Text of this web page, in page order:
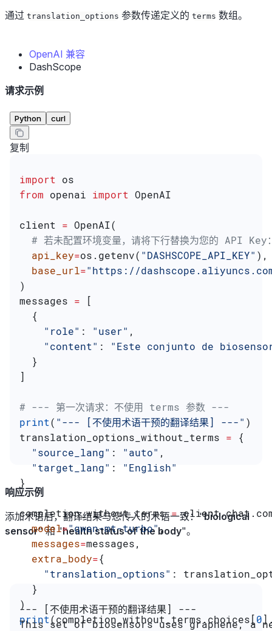
通过 translation_options 参数传递定义的 terms 数组。
OpenAI 兼容
DashScope
请求示例
Python curl
复制
import os
from openai import OpenAI
client = OpenAI(
# 若未配置环境变量，请将下行替换为您的 API
  api_key
=os.getenv( "DASHSCOPE_API_KEY" ),
  base_url
="https://
)
messages = [
  {
    "role"
: "user" ,
    "content"
: "Este conjunto de
  }
]
# --- 第一次请求：不使用 terms 参数 ---
print( "--- [不使用术语干预的翻译结果] ---" )
translation_options_without_terms = {
  "source_lang"
: "auto" ,
  "target_lang"
: "English"
}
completion_without_terms =
  model
="qwen-mt-turbo",
  messages
=messages,
  extra_body
={
    "translation_options"
:
  }
)
print(completion_without_terms.choices[0
响应示例
添加术语后，翻译结果与您传入的术语一致："biological
sensor" 和 "health status of the body"。
--- [不使用术语干预的翻译结果] ---
This set of biosensors uses graphene,